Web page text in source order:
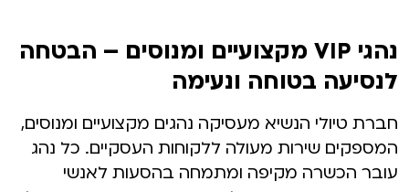
נהגי VIP מקצועיים ומנוסים – הבטחה
לנסיעה בטוחה ונעימה
חברת טיולי הנשיא מעסיקה נהגים מקצועיים ומנוסים,
המספקים שירות מעולה ללקוחות העסקיים. כל נהג
עובר הכשרה מקיפה ומתמחה בהסעות לאנשי